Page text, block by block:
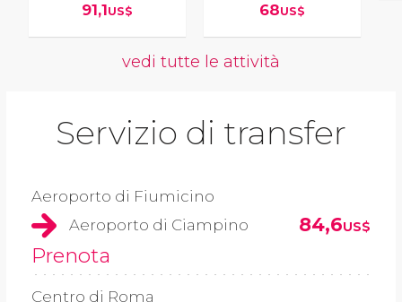
91,1US$ 68US$
vedi tutte le attività
Servizio di transfer
Aeroporto di Fiumicino
Aeroporto di Ciampino
84,6US$
Prenota
Centro di Roma